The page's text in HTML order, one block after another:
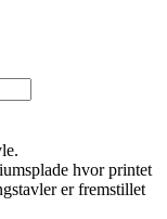
hvor printet
er fremstillet